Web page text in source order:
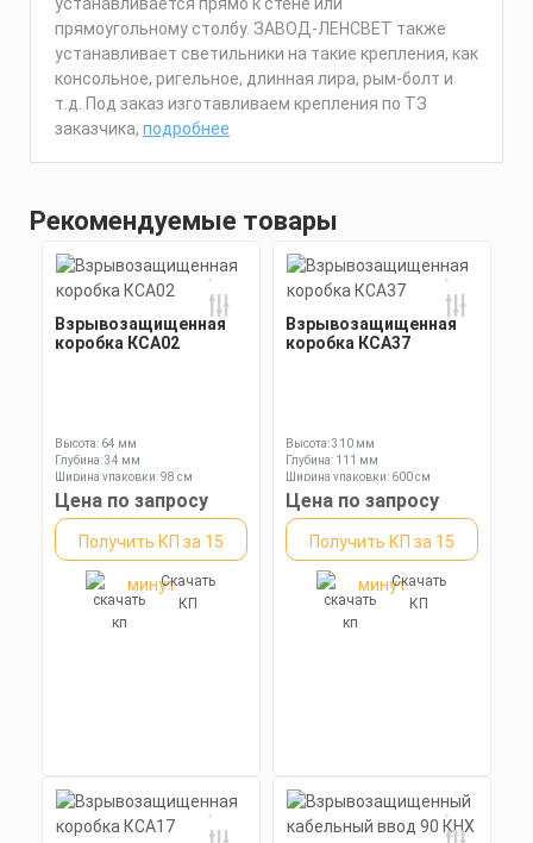
устанавливается прямо к стене или
прямоугольному столбу. ЗАВОД-ЛЕНСВЕТ также
устанавливает светильники на такие крепления, как
консольное, ригельное, длинная лира, рым-болт и
т.д. Под заказ изготавливаем крепления по ТЗ
заказчика, подробнее
Рекомендуемые товары
Взрывозащищенная
коробка КСА02
Высота: 64 мм
Глубина: 34 мм
Ширина упаковки: 98 см
Цена по запросу
Получить КП за 15
минутСкачать
КП
Взрывозащищенная
коробка КСА37
Высота: 310 мм
Глубина: 111 мм
Ширина упаковки: 600 см
Цена по запросу
Получить КП за 15
минутСкачать
КП